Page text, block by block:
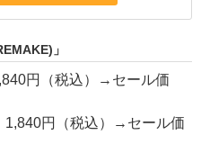
」
円（税込）→セール価
1,840円（税込）→セール価